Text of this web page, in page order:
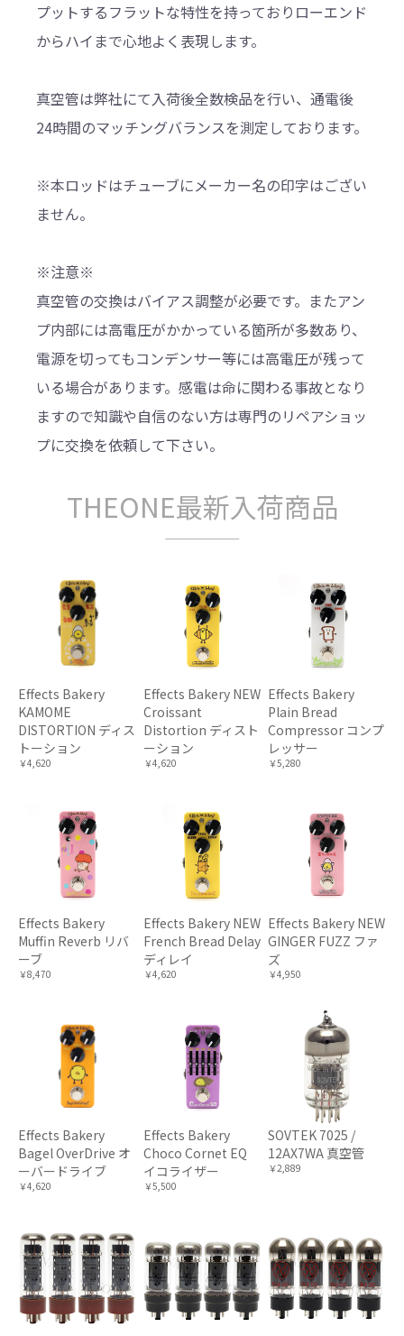
プットするフラットな特性を持っておりローエンド
からハイまで心地よく表現します。
真空管は弊社にて入荷後全数検品を行い、通電後
24時間のマッチングバランスを測定しております。
※本ロッドはチューブにメーカー名の印字はござい
ません。
※注意※
真空管の交換はバイアス調整が必要です。またアン
プ内部には高電圧がかかっている箇所が多数あり、
電源を切ってもコンデンサー等には高電圧が残って
いる場合があります。感電は命に関わる事故となり
ますので知識や自信のない方は専門のリペアショッ
プに交換を依頼して下さい。
THEONE最新入荷商品
Effects Bakery
KAMOME
DISTORTION ディス
トーション
￥4,620
Effects Bakery NEW
Croissant
Distortion ディスト
ーション
￥4,620
Effects Bakery
Plain Bread
Compressor コンプ
レッサー
￥5,280
Effects Bakery
Muffin Reverb リバ
ーブ
￥8,470
Effects Bakery NEW
French Bread Delay
ディレイ
￥4,620
Effects Bakery NEW
GINGER FUZZ ファ
ズ
￥4,950
Effects Bakery
Bagel OverDrive オ
ーバードライブ
￥4,620
Effects Bakery
Choco Cornet EQ
イコライザー
￥5,500
SOVTEK 7025 /
12AX7WA 真空管
￥2,889